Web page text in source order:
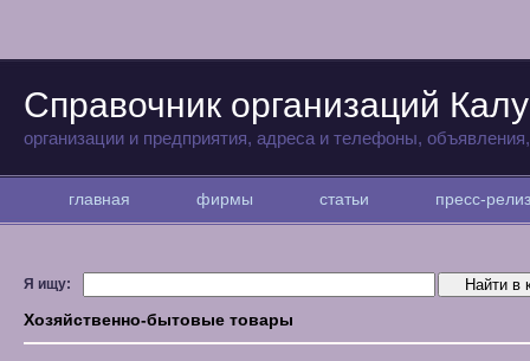
Справочник организаций
организации и предприятия, адреса и телефоны,
главная фирмы статьи пресс-
Я ищу:
Хозяйственно-бытовые товары